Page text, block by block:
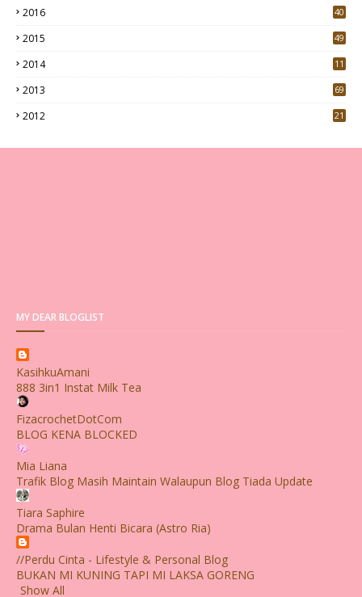
2016
40
2015
49
2014 11
2013 69
2012 21
MY DEAR BLOGLIST
KasihkuAmani
888 3in1 Instat Milk Tea
FizacrochetDotCom
BLOG KENA BLOCKED
Mia Liana
Trafik Blog Masih Maintain Walaupun Blog Tiada Update
Tiara Saphire
Drama Bulan Henti Bicara (Astro Ria)
//Perdu Cinta - Lifestyle & Personal Blog
BUKAN MI KUNING TAPI MI LAKSA GORENG
Show All